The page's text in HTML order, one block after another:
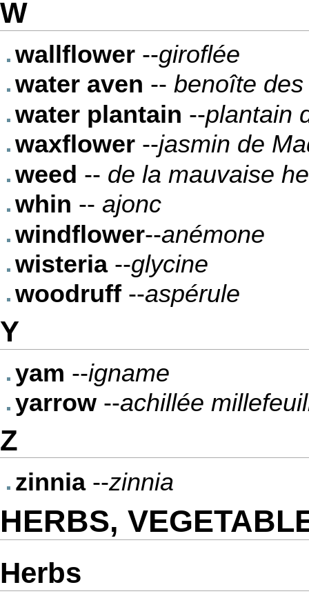
W
wallflower --giroflée
water aven -- benoîte
water plantain --plantain
waxflower --jasmin de
weed -- de la mauvaise
whin -- ajonc
windflower--anémone
wisteria--glycine
woodruff --aspérule
Y
yam --igname
yarrow --achillée
Z
zinnia--zinnia
HERBS,
Herbs